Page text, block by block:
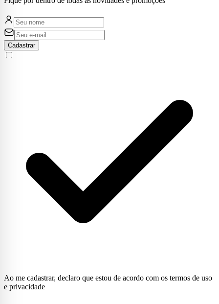
Cadastrar
Ao me cadastrar, declaro que estou de acordo com os termos de uso
e privacidade